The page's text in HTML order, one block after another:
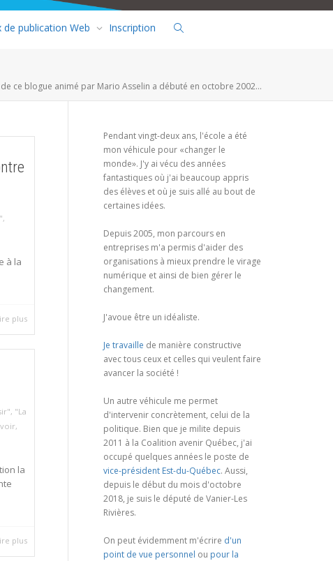
de publication Web Inscription
ce blogue animé par Mario Asselin a débuté en octobre 2002...
,
à la
plus
, "La
,
la
plus
Pendant vingt-deux ans, l'école a été
mon véhicule pour «changer le
monde». J'y ai vécu des années
fantastiques où j'ai beaucoup appris
des élèves et où je suis allé au bout de
certaines idées.
Depuis 2005, mon parcours en
entreprises m'a permis d'aider des
organisations à mieux prendre le virage
numérique et ainsi de bien gérer le
changement.
J'avoue être un idéaliste.
Je travaille de manière constructive
avec tous ceux et celles qui veulent faire
avancer la société !
Un autre véhicule me permet
d'intervenir concrètement, celui de la
politique. Bien que je milite depuis
2011 à la Coalition avenir Québec, j'ai
occupé quelques années le poste de
vice-président Est-du-Québec. Aussi,
depuis le début du mois d'octobre
2018, je suis le député de Vanier-Les
Rivières.
On peut évidemment m'écrire d'un
point de vue personnel ou pour la